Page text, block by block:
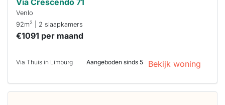
Via Crescendo 71
Venlo
92m2 | 2 slaapkamers
€1091 per maand
Via Thuis in Limburg Aangeboden sinds 5 Bekijk woning